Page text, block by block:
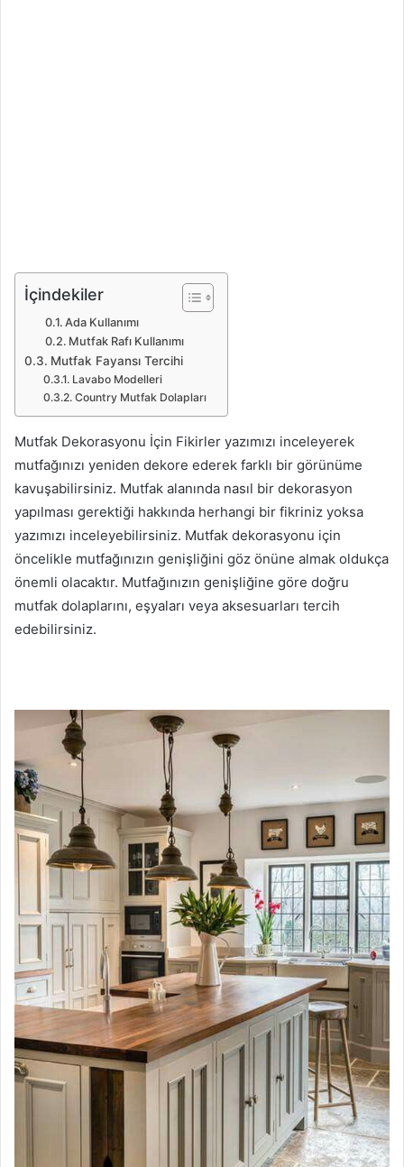
İçindekiler
Ada Kullanımı
Mutfak Rafı Kullanımı
Mutfak Fayansı Tercihi
Lavabo Modelleri
Country Mutfak Dolapları
Mutfak Dekorasyonu İçin Fikirler yazımızı inceleyerek
mutfağınızı yeniden dekore ederek farklı bir görünüme
kavuşabilirsiniz. Mutfak alanında nasıl bir dekorasyon
yapılması gerektiği hakkında herhangi bir fikriniz yoksa
yazımızı inceleyebilirsiniz. Mutfak dekorasyonu için
öncelikle mutfağınızın genişliğini göz önüne almak oldukça
önemli olacaktır. Mutfağınızın genişliğine göre doğru
mutfak dolaplarını, eşyaları veya aksesuarları tercih
edebilirsiniz.